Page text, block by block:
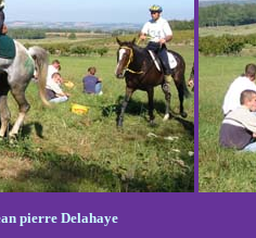
pierre Delahaye